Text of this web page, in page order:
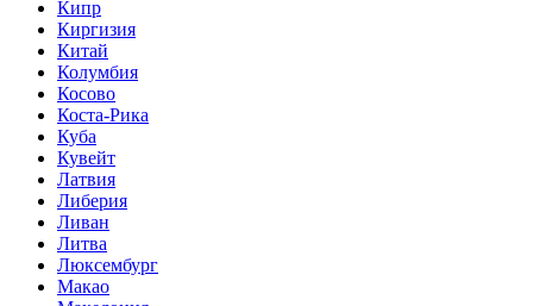
Кипр
Киргизия
Китай
Колумбия
Косово
Коста-Рика
Куба
Кувейт
Латвия
Либерия
Ливан
Литва
Люксембург
Макао